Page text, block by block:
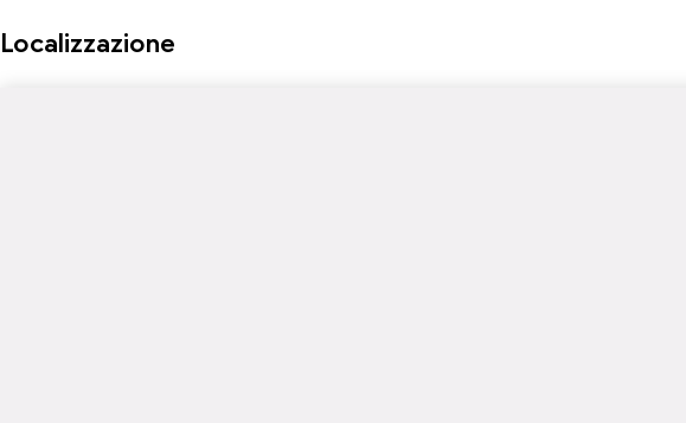
Localizzazione